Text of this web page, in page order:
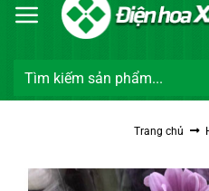
Tìm
Trang chủ
6 phút trước đó